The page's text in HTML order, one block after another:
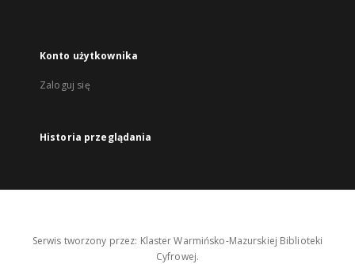
Konto użytkownika
Zaloguj się
Historia przeglądania
Serwis tworzony przez: Klaster Warmińsko-Mazurskiej Biblioteki
Cyfrowej.